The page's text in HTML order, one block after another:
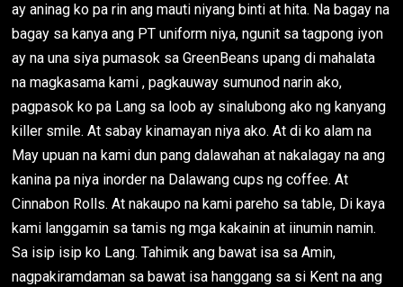
ay aninag ko pa rin ang mauti niyang binti at hita. Na bagay na
bagay sa kanya ang PT uniform niya, ngunit sa tagpong iyon
ay na una siya pumasok sa GreenBeans upang di mahalata
na magkasama kami , pagkauway sumunod narin ako,
pagpasok ko pa Lang sa loob ay sinalubong ako ng kanyang
killer smile. At sabay kinamayan niya ako. At di ko alam na
May upuan na kami dun pang dalawahan at nakalagay na ang
kanina pa niya inorder na Dalawang cups ng coffee. At
Cinnabon Rolls. At nakaupo na kami pareho sa table, Di kaya
kami langgamin sa tamis ng mga kakainin at iinumin namin.
Sa isip isip ko Lang. Tahimik ang bawat isa sa Amin,
nagpakiramdaman sa bawat isa hanggang sa si Kent na ang